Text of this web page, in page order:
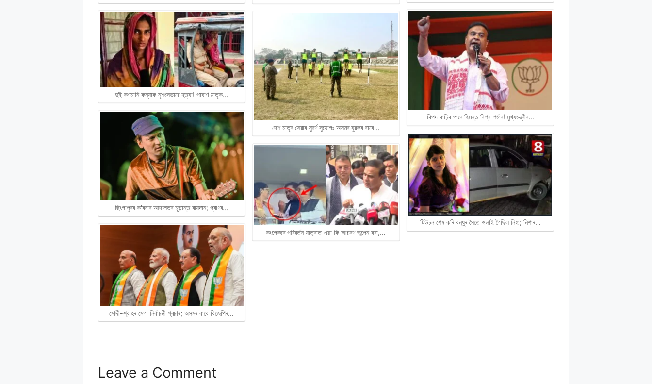
দুই কণমানি কন্যাক নৃশংসভাৱে হত্যা! পাষাণ মাতৃক…
ছিংগাপুৰৰ ক'ৰনাৰ আদালতৰ চূড়ান্ত ৰায়দান; প্ৰাণৰ…
মোদী-শ্বাহৰ মেগা নিৰ্বাচনী প্ৰচাৰ; অসমৰ বাবে বিজেপিৰ…
দেশ মাতৃৰ সেৱাৰ সুৱৰ্ণ সুযোগঃ অসমৰ যুৱকৰ বাবে…
কংগ্ৰেছৰ পৰিৱৰ্তন যাত্ৰাত এয়া কি আচৰণ ভূপেন বৰা,…
বিপদ বাঢ়িব পাৰে হিমন্ত বিশ্ব শৰ্মাৰ! মুখ্যমন্ত্ৰীৰ…
টিউচন শেষ কৰি বন্ধুৰ সৈতে ওলাই গৈছিল নিহা; নিশাৰ…
Leave a Comment